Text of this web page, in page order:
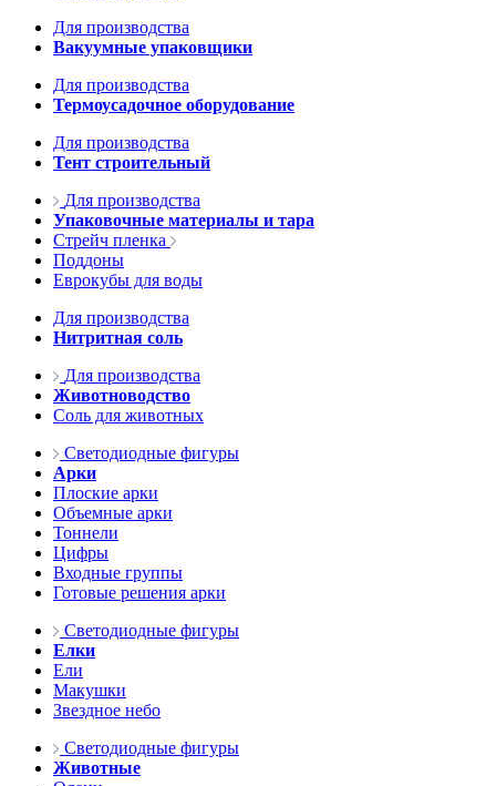
Для производства
Вакуумные упаковщики
Для производства
Термоусадочное оборудование
Для производства
Тент строительный
Для производства
Упаковочные материалы и тара
Стрейч пленка
Поддоны
Еврокубы для воды
Для производства
Нитритная соль
Для производства
Животноводство
Соль для животных
Светодиодные фигуры
Арки
Плоские арки
Объемные арки
Тоннели
Цифры
Входные группы
Готовые решения арки
Светодиодные фигуры
Елки
Ели
Макушки
Звездное небо
Светодиодные фигуры
Животные